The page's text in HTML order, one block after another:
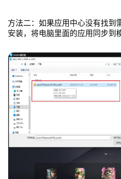
方法二：如果应用中心没有找到
安装，将电脑里面的应用同步到